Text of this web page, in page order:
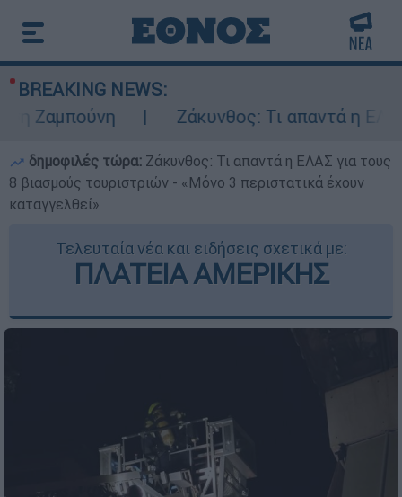
BREAKING NEWS:
Ζάκυνθος: Τι απαντά η ΕΛΑΣ για
δημοφιλές τώρα: Ζάκυνθος: Τι απαντά η ΕΛΑΣ για τους
8 βιασμούς τουριστριών - «Μόνο 3 περιστατικά έχουν
καταγγελθεί»
Τελευταία νέα και ειδήσεις σχετικά με:
ΠΛΑΤΕΙΑ ΑΜΕΡΙΚΗΣ